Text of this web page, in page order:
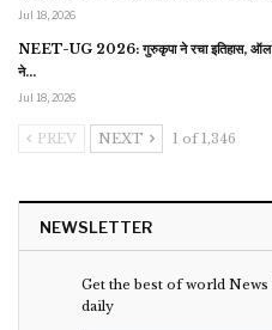
Jul 18, 2026
NEET-UG 2026: गुरुकृपा ने रचा इतिहास, ऑल
ने…
Jul 18, 2026
PREV NEXT 1 of 1,346
NEWSLETTER
Get the best of world
daily